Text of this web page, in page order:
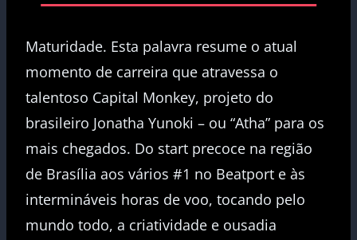
Maturidade. Esta palavra resume o atual
momento de carreira que atravessa o
talentoso Capital Monkey, projeto do
brasileiro Jonatha Yunoki – ou “Atha” para os
mais chegados. Do start precoce na região
de Brasília aos vários #1 no Beatport e às
intermináveis horas de voo, tocando pelo
mundo todo, a criatividade e ousadia